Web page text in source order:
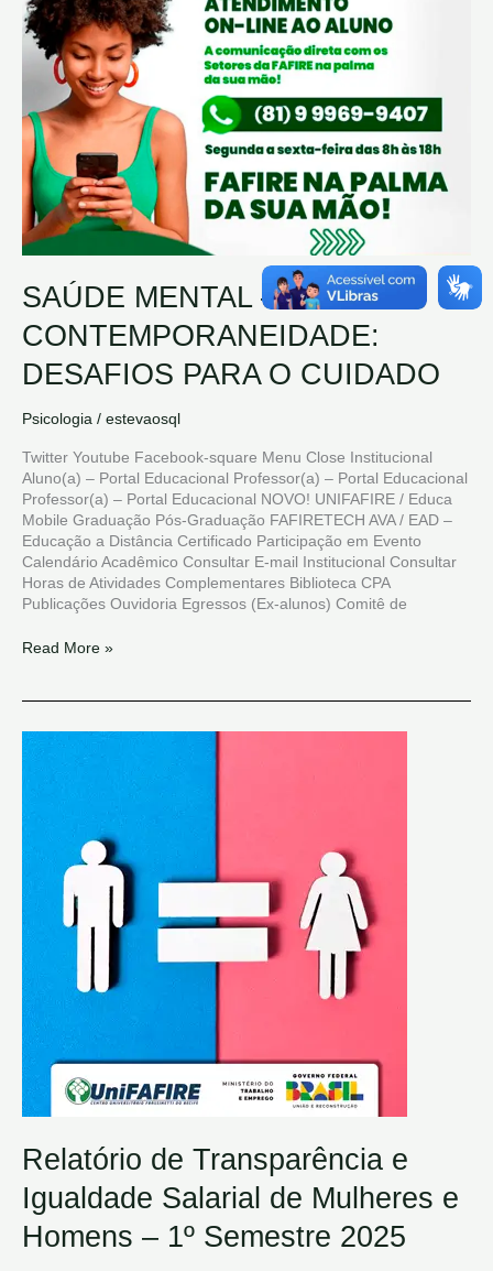
SAÚDE MENTAL – NA
CONTEMPORANEIDADE:
DESAFIOS PARA O CUIDADO
Psicologia / estevaosql
Twitter Youtube Facebook-square Menu Close Institucional
Aluno(a) – Portal Educacional Professor(a) – Portal Educacional
Professor(a) – Portal Educacional NOVO! UNIFAFIRE / Educa
Mobile Graduação Pós-Graduação FAFIRETECH AVA / EAD –
Educação a Distância Certificado Participação em Evento
Calendário Acadêmico Consultar E-mail Institucional Consultar
Horas de Atividades Complementares Biblioteca CPA
Publicações Ouvidoria Egressos (Ex-alunos) Comitê de
–
NA
CONTEMPORANEIDADE:
DESAFIOS
O
CUIDADO
Read More »
Relatório de Transparência e
Igualdade Salarial de Mulheres e
Homens – 1º Semestre 2025
Relatório
Transparência
Homens
1º
Semestre
2025